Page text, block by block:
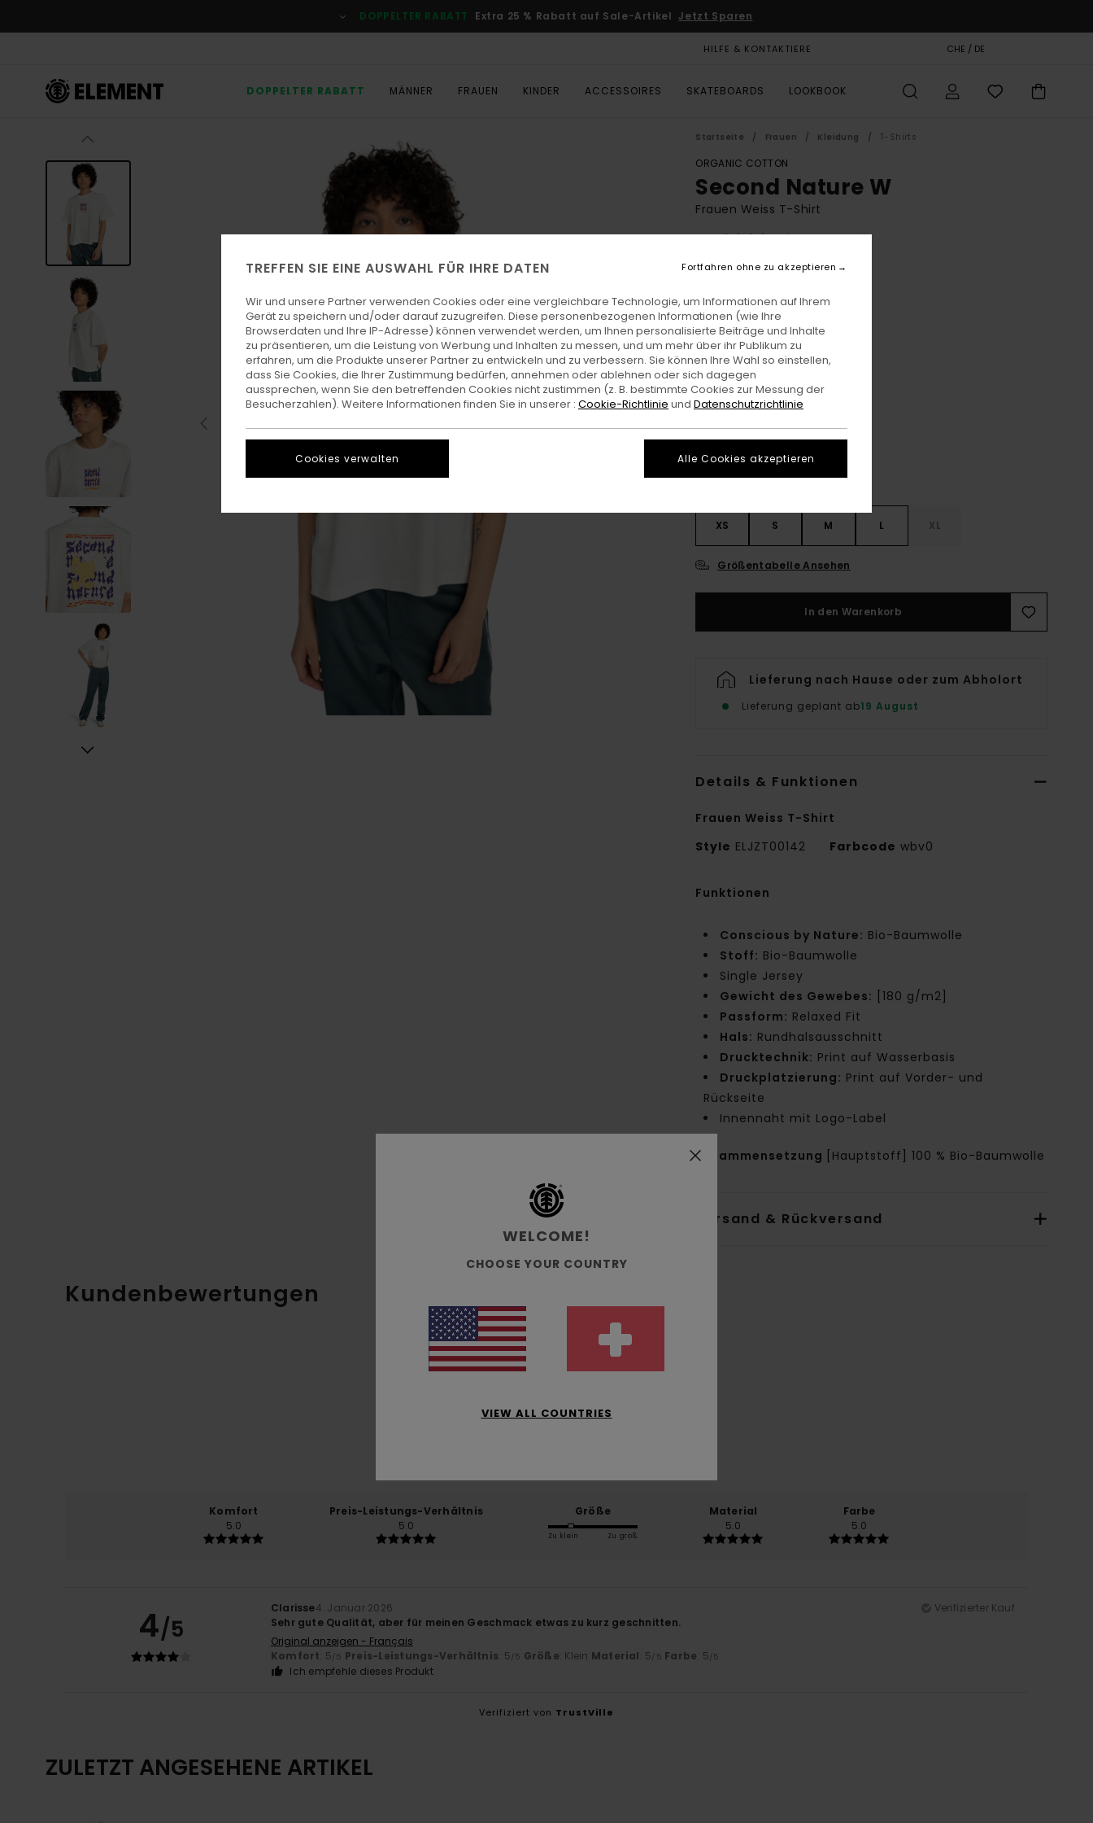
Produktinformation
DOPPELTER RABATT Extra 25 % Rabatt auf Sale-Artikel Jetzt Sparen
HILFE & KONTAKTIERE CHE / DE
DOPPELTER RABATT MÄNNER FRAUEN KINDER ACCESSOIRES SKATEBOARDS LOOKBOOK
Startseite Frauen Kleidung T-Shirts
ORGANIC COTTON
Second Nature W
Frauen Weiss T-Shirt
4.0
ECO-BONUS
CHF 17,55
SALE
DOPPELTER RABATT EXTRA 25 %
Farbe Off White
XS S M L XL
Größentabelle Ansehen
In den Warenkorb
Lieferung nach Hause oder zum Abholort
Lieferung geplant ab19 August
Details & Funktionen
Frauen Weiss T-Shirt
Style ELJZT00142 Farbcode wbv0
Funktionen
Conscious by Nature: Bio-Baumwolle
Stoff: Bio-Baumwolle
Single Jersey
Gewicht des Gewebes:
[180 g/m2]
Passform: Relaxed Fit
Hals: Rundhalsausschnitt
Drucktechnik: Print auf Wasserbasis
Druckplatzierung: Print auf Vorder- und
Rückseite
Innennaht mit Logo-Label
Zusammensetzung [Hauptstoff] 100 % Bio-Baumwolle
Versand & Rückversand
Kundenbewertungen
Durchschnittliche Bewertung
4.0
Komfort
5.0
Preis-Leistungs-Verhältnis
5.0
Größe
Zu klein Zu groß
Material
5.0
Farbe
5.0
4/5
Clarisse4. Januar 2026
Verifizierter Kauf
Sehr gute Qualität, aber für meinen Geschmack etwas zu kurz geschnitten.
Original anzeigen - Français
Komfort: 5/5 Preis-Leistungs-Verhältnis: 5/5 Größe: Klein Material: 5/5 Farbe: 5/5
Ich empfehle dieses Produkt
Verifiziert von TrustVille
ZULETZT ANGESEHENE ARTIKEL
WELCOME!
CHOOSE YOUR COUNTRY
VIEW ALL COUNTRIES
TREFFEN SIE EINE AUSWAHL FÜR IHRE DATEN
Wir und unsere Partner verwenden Cookies oder eine vergleichbare Technologie, um Informationen auf Ihrem
Gerät zu speichern und/oder darauf zuzugreifen. Diese personenbezogenen Informationen (wie Ihre
Browserdaten und Ihre IP-Adresse) können verwendet werden, um Ihnen personalisierte Beiträge und Inhalte
zu präsentieren, um die Leistung von Werbung und Inhalten zu messen, und um mehr über ihr Publikum zu
erfahren, um die Produkte unserer Partner zu entwickeln und zu verbessern. Sie können Ihre Wahl so einstellen,
dass Sie Cookies, die Ihrer Zustimmung bedürfen, annehmen oder ablehnen oder sich dagegen
aussprechen, wenn Sie den betreffenden Cookies nicht zustimmen (z. B. bestimmte Cookies zur Messung der
Besucherzahlen). Weitere Informationen finden Sie in unserer : Cookie-Richtlinie und Datenschutzrichtlinie
Cookies verwalten
Fortfahren ohne zu akzeptieren
Alle Cookies akzeptieren